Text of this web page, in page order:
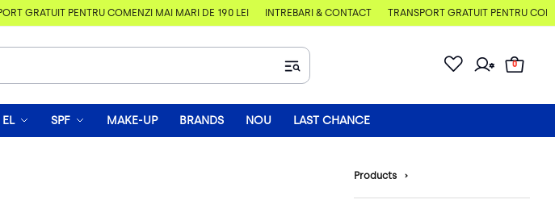
GRATUIT PENTRU COMENZI MAI MARI DE 190 LEI ÎNTREBĂRI & CONTACT TRANSPORT GRATUIT PENTRU
0
EL SPF MAKE-UP BRANDS NOU LAST CHANCE
Products ›